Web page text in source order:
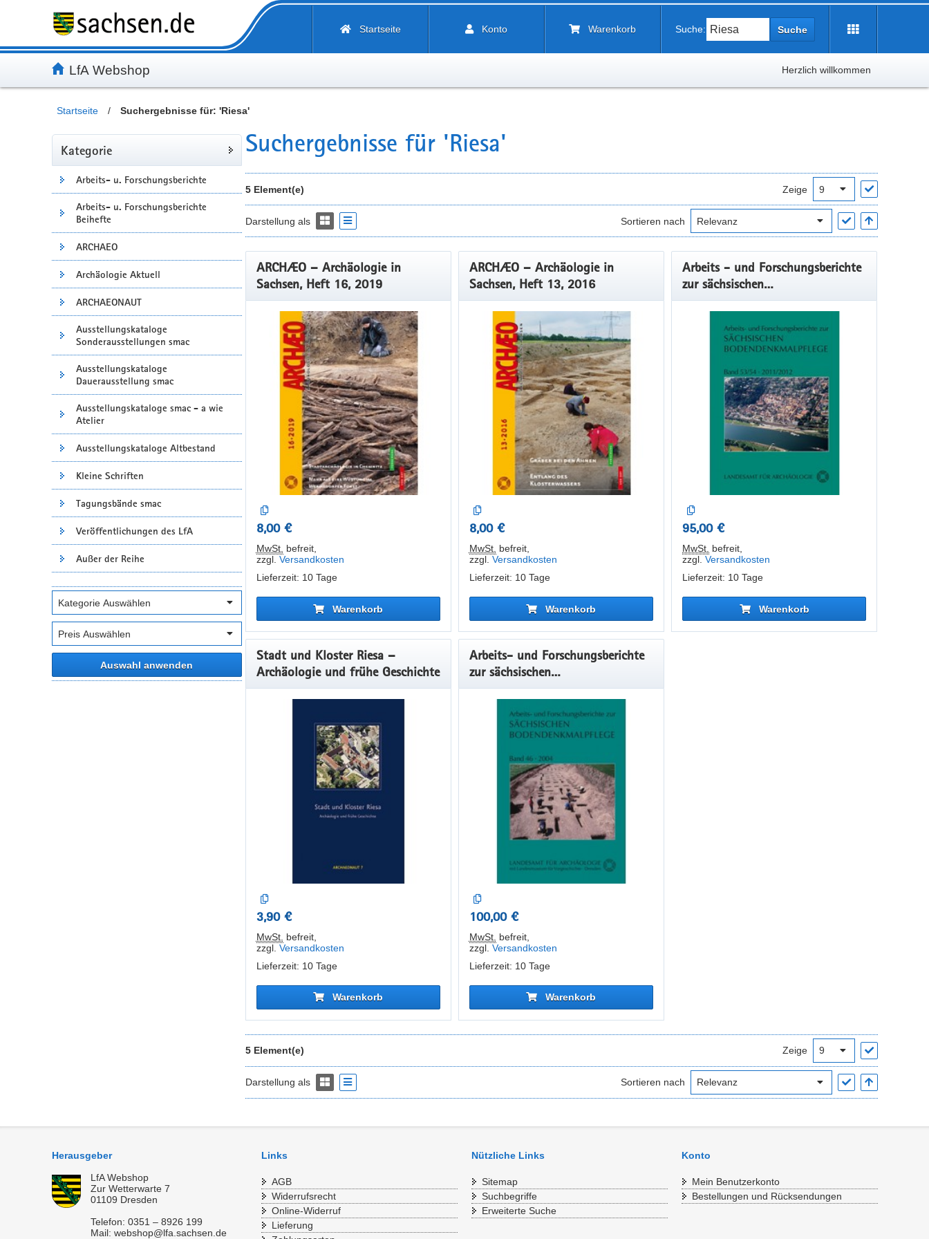
Inhalt
Kundenmenü
Artikelsuche
Servicemenü
Startseite Konto Warenkorb Suche: Suche
LfA Webshop Herzlich willkommen
Startseite / Suchergebnisse für: 'Riesa'
Kategorie
Arbeits- u. Forschungsberichte
Arbeits- u. Forschungsberichte
Beihefte
ARCHAEO
Archäologie Aktuell
ARCHAEONAUT
Ausstellungskataloge
Sonderausstellungen smac
Ausstellungskataloge
Dauerausstellung smac
Ausstellungskataloge smac - a wie
Atelier
Ausstellungskataloge Altbestand
Kleine Schriften
Tagungsbände smac
Veröffentlichungen des LfA
Außer der Reihe
Auswahl anwenden
Suchergebnisse für 'Riesa'
5 Element(e) Zeige
Darstellung als Sortieren nach
ARCHÆO – Archäologie in
Sachsen, Heft 16, 2019
8,00 €
MwSt. befreit,
zzgl. Versandkosten
Lieferzeit: 10 Tage
Warenkorb
ARCHÆO – Archäologie in
Sachsen, Heft 13, 2016
8,00 €
MwSt. befreit,
zzgl. Versandkosten
Lieferzeit: 10 Tage
Warenkorb
Arbeits - und Forschungsberichte
zur sächsischen
Bodendenkmalpflege, Band 53/54
95,00 €
MwSt. befreit,
zzgl.Versandkosten
Lieferzeit: 10 Tage
Warenkorb
Stadt und Kloster Riesa –
Archäologie und frühe Geschichte
3,90 €
MwSt. befreit,
zzgl. Versandkosten
Lieferzeit: 10 Tage
Warenkorb
Arbeits- und Forschungsberichte
zur sächsischen
Bodendenkmalpflege, Band 46
100,00 €
MwSt. befreit,
zzgl. Versandkosten
Lieferzeit: 10 Tage
Warenkorb
5 Element(e) Zeige
Darstellung als Sortieren nach
Herausgeber
LfA Webshop
Zur Wetterwarte 7
01109 Dresden
Telefon: 0351 – 8926 199
Mail: webshop@lfa.sachsen.de
Links
AGB
Widerrufsrecht
Online-Widerruf
Lieferung
Nützliche Links
Sitemap
Suchbegriffe
Erweiterte Suche
Konto
Mein Benutzerkonto
Bestellungen und Rücksendungen